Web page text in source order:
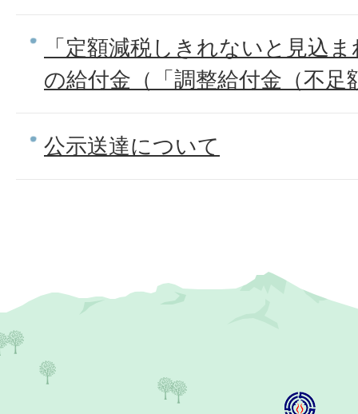
「定額減税しきれないと見込
の給付金（「調整給付金（不
公示送達について